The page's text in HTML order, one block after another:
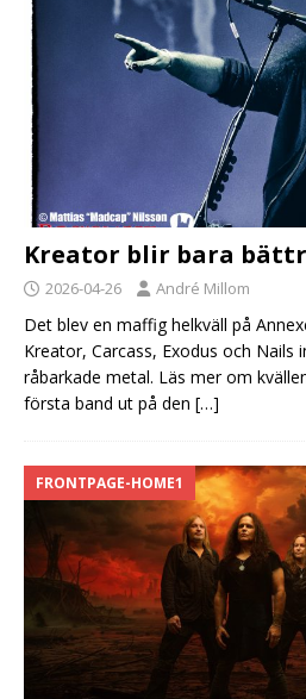
Kreator blir bara
2026-04-26 André Millom
Det blev en maffig helkväll på
Kreator, Carcass, Exodus och Nails
råbarkade metal. Läs mer om
första band ut på den […]
FRONTPAGE-HOME1